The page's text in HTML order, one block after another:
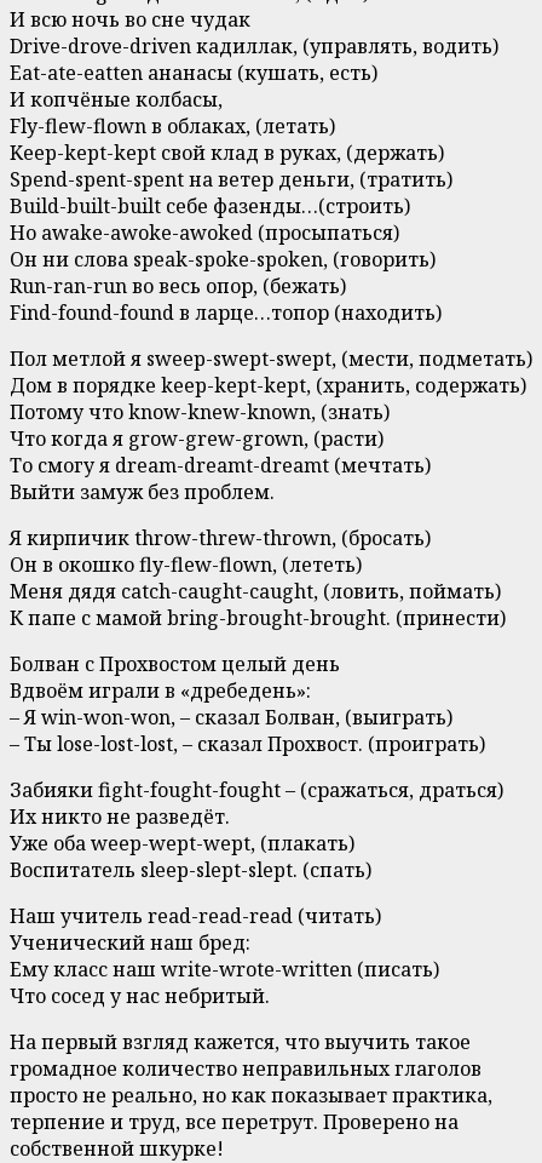
И всю ночь во сне чудак
Drive-drove-driven кадиллак, (управлять, водить)
Eat-ate-eatten ананасы (кушать, есть)
И копчёные колбасы,
Fly-flew-flown в облаках, (летать)
Keep-kept-kept свой клад в руках, (держать)
Spend-spent-spent на ветер деньги, (тратить)
Build-built-built себе фазенды…(строить)
Но awake-awoke-awoked (просыпаться)
Он ни слова speak-spoke-spoken, (говорить)
Run-ran-run во весь опор, (бежать)
Find-found-found в ларце…топор (находить)
Пол метлой я sweep-swept-swept, (мести, подметать)
Дом в порядке keep-kept-kept, (хранить, содержать)
Потому что know-knew-known, (знать)
Что когда я grow-grew-grown, (расти)
То смогу я dream-dreamt-dreamt (мечтать)
Выйти замуж без проблем.
Я кирпичик throw-threw-thrown, (бросать)
Он в окошко fly-flew-flown, (лететь)
Меня дядя catch-caught-caught, (ловить, поймать)
К папе с мамой bring-brought-brought. (принести)
Болван с Прохвостом целый день
Вдвоём играли в «дребедень»:
– Я win-won-won, – сказал Болван, (выиграть)
– Ты lose-lost-lost, – сказал Прохвост. (проиграть)
Забияки fight-fought-fought – (сражаться, драться)
Их никто не разведёт.
Уже оба weep-wept-wept, (плакать)
Воспитатель sleep-slept-slept. (спать)
Наш учитель read-read-read (читать)
Ученический наш бред:
Ему класс наш write-wrote-written (писать)
Что сосед у нас небритый.
На первый взгляд кажется, что выучить такое
громадное количество неправильных глаголов
просто не реально, но как показывает практика,
терпение и труд, все перетрут. Проверено на
собственной шкурке!